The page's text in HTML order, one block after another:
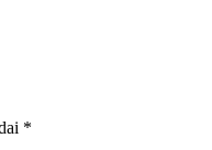
*